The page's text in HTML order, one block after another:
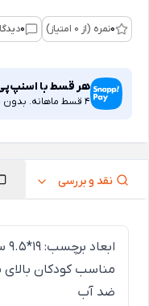
0نمره (از 0 امتیاز) 0
هر قسط با
4 قسط ماهانه. بدون سود، چک و ضامن
نقد و بررسی
ابعاد برچسب: 19*9.5 سانتی متر
مناسب کودکان
ضد آب